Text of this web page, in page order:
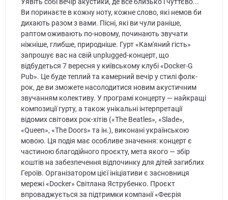
Ви поринаєте в кожну ноту, кожне слово, які немов би
дихають разом з вами. Пісні, які ви чули раніше,
раптом оживають по-новому, починають звучати
ніжніше, глибше, природніше. Гурт «Кам'яний гість»
запрошує вас на свій unplugged-концерт, що
відбудеться 7 вересня у київському клубі «Docker-G
Pub». Це буде теплий та камерний вечір у стилі фолк-
рок, де ви зможете насолодитися новим акустичним
звучанням колективу. У програмі концерту — найкращі
композиції гурту, а також унікальні інтерпретації
відомих світових рок-хітів («The Beatles», «Slade»,
«Queen», «The Doors» та ін.), виконані українською
мовою. Ця подія має особливе значення: концерт є
частиною благодійного проєкту, мета якого — збір
коштів на забезпечення відпочинку для дітей загиблих
Героїв. Організатором цієї ініціативи є засновниця
мережі «Docker» Світлана Яструбенко. Проєкт
впроваджується за підтримки компанії «Феєрія